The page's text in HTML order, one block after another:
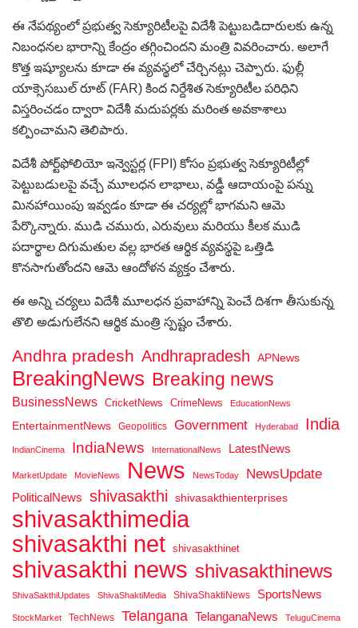
ఈ నేపథ్యంలో ప్రభుత్వ సెక్యూరిటీలపై విదేశీ పెట్టుబడిదారులకు ఉన్న
నిబంధనల భారాన్ని కేంద్రం తగ్గించిందని మంత్రి వివరించారు. అలాగే
కొత్త ఇష్యూలను కూడా ఈ వ్యవస్థలో చేర్చినట్లు చెప్పారు. ఫుల్లీ
యాక్సెసబుల్ రూట్ (FAR) కింద నిర్దేశిత సెక్యూరిటీల పరిధిని
విస్తరించడం ద్వారా విదేశీ మదుపర్లకు మరింత అవకాశాలు
కల్పించామని తెలిపారు.
విదేశీ పోర్ట్‌ఫోలియో ఇన్వెస్టర్ల (FPI) కోసం ప్రభుత్వ సెక్యూరిటీల్లో
పెట్టుబడులపై వచ్చే మూలధన లాభాలు, వడ్డీ ఆదాయంపై పన్ను
మినహాయింపు ఇవ్వడం కూడా ఈ చర్యల్లో భాగమని ఆమె
పేర్కొన్నారు. ముడి చమురు, ఎరువులు మరియు కీలక ముడి
పదార్థాల దిగుమతుల వల్ల భారత ఆర్థిక వ్యవస్థపై ఒత్తిడి
కొనసాగుతోందని ఆమె ఆందోళన వ్యక్తం చేశారు.
ఈ అన్ని చర్యలు విదేశీ మూలధన ప్రవాహాన్ని పెంచే దిశగా తీసుకున్న
తొలి అడుగులేనని ఆర్థిక మంత్రి స్పష్టం చేశారు.
Andhra pradesh Andhrapradesh APNews
BreakingNews Breaking news
BusinessNews CricketNews CrimeNews EducationNews
EntertainmentNews Geopolitics Government Hyderabad India
IndianCinema IndiaNews InternationalNews LatestNews
MarketUpdate MovieNews News NewsToday NewsUpdate
PoliticalNews shivasakthi shivasakthienterprises
shivasakthimedia
shivasakthi net shivasakthinet
shivasakthi news shivasakthinews
ShivaSakthiUpdates ShivaShaktiMedia ShivaShaktiNews SportsNews
StockMarket TechNews Telangana TelanganaNews TeluguCinema